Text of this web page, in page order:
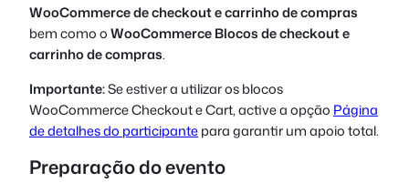
WooCommerce de checkout e carrinho de compras
bem como oWooCommerce Blocos de checkout e
carrinho de compras.
Importante:Se estiver a utilizar os blocos
WooCommerce Checkout e Cart, active a opção Página
de detalhes do participantepara garantir um apoio total.
Preparação do evento